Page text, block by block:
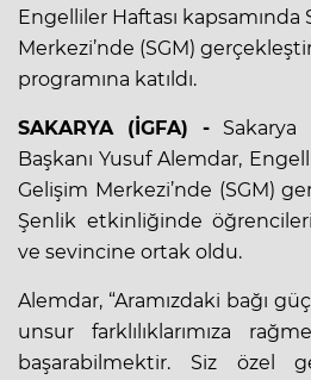
Engelliler Haftası kapsamında
Merkezi’nde (SGM)
programına katıldı.
SAKARYA (İGFA) -
Başkanı Yusuf Alemdar,
Gelişim Merkezi’nde (SGM)
Şenlik etkinliğinde
ve sevincine ortak oldu.
Alemdar, “Aramızdaki bağı
unsur farklılıklarımıza
başarabilmektir. Siz özel